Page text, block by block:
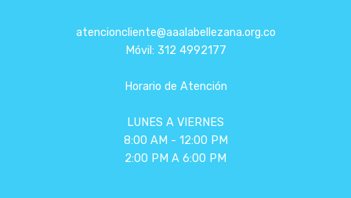
atencioncliente@aaalabellezana.org.co
Móvil: 312 4992177
Horario de Atención
LUNES A VIERNES
8:00 AM - 12:00 PM
2:00 PM A 6:00 PM